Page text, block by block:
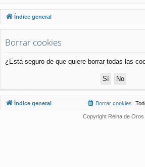
os
Índice general
Borrar cookies
¿Está seguro de que quiere borrar todas las
Índice general Borrar cookies
Copyright Reina de Oros